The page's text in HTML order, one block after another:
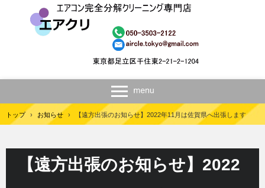
トップ › お知らせ › 【遠方出張のお知らせ】2022年11月は佐賀県へ出張します
【遠方出張のお知らせ】2022